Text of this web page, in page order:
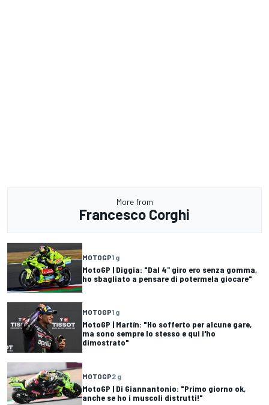
More from
Francesco Corghi
MOTOGP1 g
MotoGP | Diggia: "Dal 4° giro ero senza gomma,
ho sbagliato a pensare di potermela giocare"
MOTOGP1 g
MotoGP | Martín: "Ho sofferto per alcune gare,
ma sono sempre lo stesso e qui l'ho
dimostrato"
MOTOGP2 g
MotoGP | Di Giannantonio: "Primo giorno ok,
anche se ho i muscoli distrutti!"